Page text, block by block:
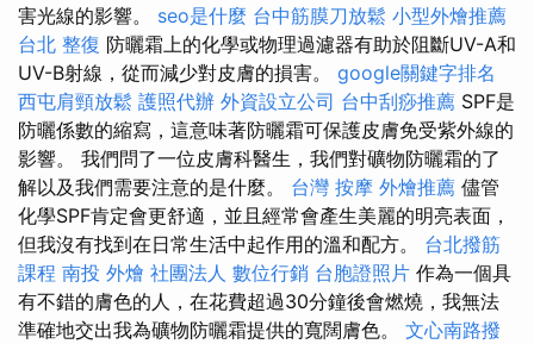
害光線的影響。 seo是什麼 台中筋膜刀放鬆 小型外燴推薦
台北 整復 防曬霜上的化學或物理過濾器有助於阻斷​​UV-A和
UV-B射線，從而減少對皮膚的損害。 google關鍵字排名
西屯肩頸放鬆 護照代辦 外資設立公司 台中刮痧推薦 SPF是
防曬係數的縮寫，這意味著防曬霜可保護皮膚免受紫外線的
影響。 我們問了一位皮膚科醫生，我們對礦物防曬霜的了
解以及我們需要注意的是什麼。 台灣 按摩 外燴推薦 儘管
化學SPF肯定會更舒適，並且經常會產生美麗的明亮表面，
但我沒有找到在日常生活中起作用的溫和配方。 台北撥筋
課程 南投 外燴 社團法人 數位行銷 台胞證照片 作為一個具
有不錯的膚色的人，在花費超過30分鐘後會燃燒，我無法
準確地交出我為礦物防曬霜提供的寬闊膚色。 文心南路撥